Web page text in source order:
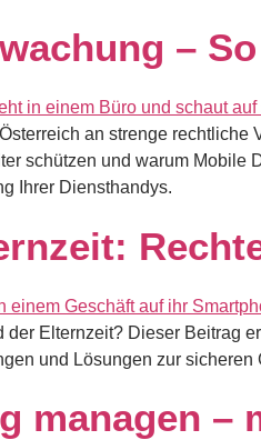
–
an strenge
schützen und warum
Ihrer Diensthandys.
Elternzeit? Dieser Beitrag
und Lösungen zur
managen –